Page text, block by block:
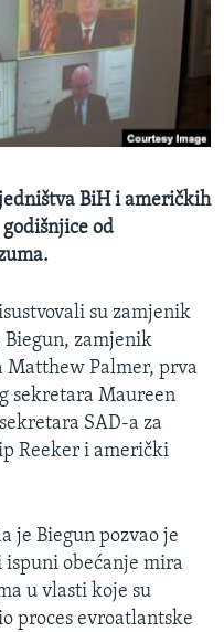
BiH i američkih
od
su zamjenik
Biegun, zamjenik
Matthew Palmer, prva
sekretara Maureen
SAD-a za
Reeker i američki
je Biegun pozvao je
ispuni obećanje mira
u vlasti koje su
proces evroatlantske